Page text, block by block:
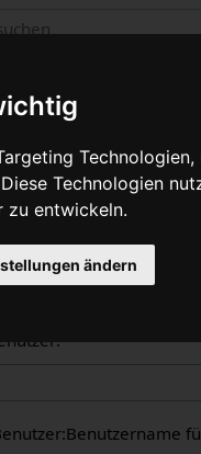
Technologien
zu entwickeln.
ändern
Anzeige aller in
Benutzers oder des